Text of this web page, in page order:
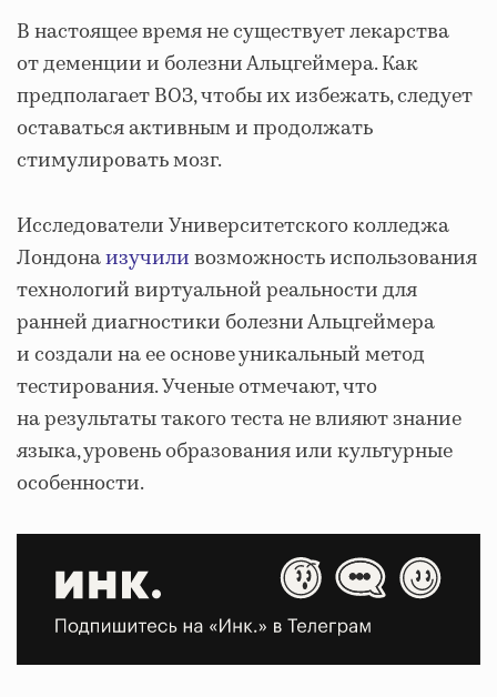
В настоящее время не существует лекарства
от деменции и болезни Альцгеймера. Как
предполагает ВОЗ, чтобы их избежать, следует
оставаться активным и продолжать
стимулировать мозг.
Исследователи Университетского колледжа
Лондонаизучиливозможность использования
технологий виртуальной реальности для
ранней диагностики болезни Альцгеймера
и создали на ее основе уникальный метод
тестирования. Ученые отмечают, что
на результаты такого теста не влияют знание
языка, уровень образования или культурные
особенности.